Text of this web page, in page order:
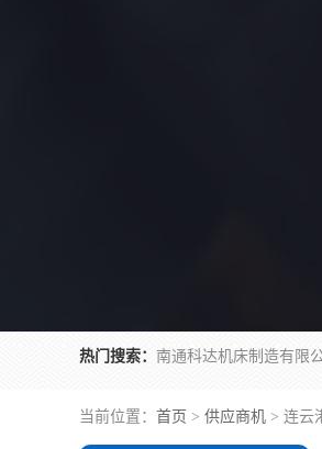
热门搜索：
当前位置： 首页 > 供应商机 > 连云